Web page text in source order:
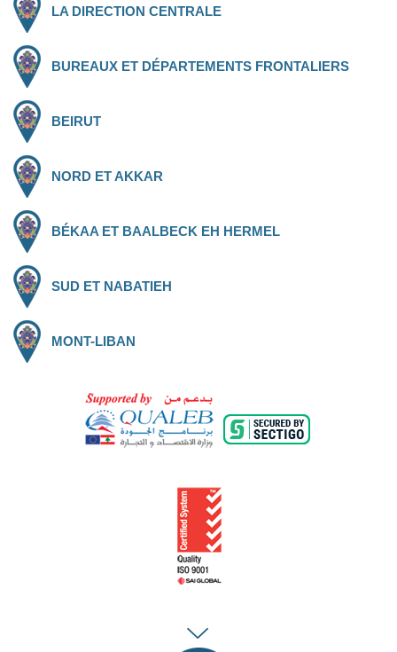
LA DIRECTION CENTRALE
BUREAUX ET DÉPARTEMENTS FRONTALIERS
BEIRUT
NORD ET AKKAR
BÉKAA ET BAALBECK EH HERMEL
SUD ET NABATIEH
MONT-LIBAN